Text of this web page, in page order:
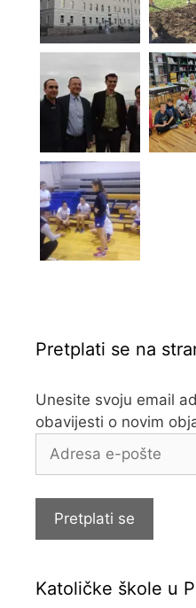
Pretplati se na
Unesite svoju email
obavijesti o novim
Adresa
Pretplati se
Katoličke škole u